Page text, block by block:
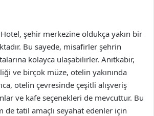
şehir merkezine oldukça yakın bir
Bu sayede, misafirler şehrin
kolayca ulaşabilirler. Anıtkabir,
ve birçok müze, otelin yakınında
otelin çevresinde çeşitli alışveriş
ve kafe seçenekleri de mevcuttur. Bu
de tatil amaçlı seyahat edenler için